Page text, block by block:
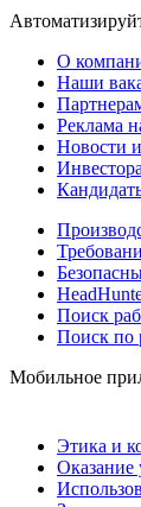
О
Наши
Реклама
Новости
Поиск
Поиск по
Мобильное
Этика и
Оказание